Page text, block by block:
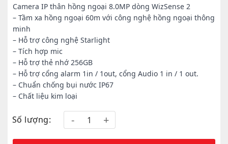
Camera IP thân hồng ngoại 8.0MP dòng WizSense 2
– Tầm xa hồng ngoại 60m với công nghệ hồng ngoại thông
minh
– Hỗ trợ công nghệ Starlight
– Tích hợp mic
– Hỗ trợ thẻ nhớ 256GB
– Hỗ trợ cổng alarm 1in / 1out, cổng Audio 1 in / 1 out.
– Chuẩn chống bụi nước IP67
– Chất liệu kim loại
Số lượng: